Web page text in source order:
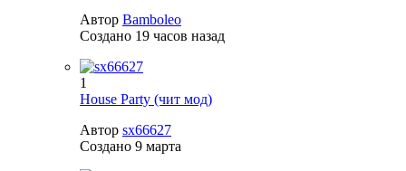
Автор Bamboleo
Создано 19 часов назад
1
House Party (чит мод)
Автор sx66627
Создано 9 марта